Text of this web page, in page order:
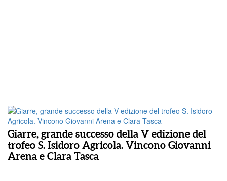
Giarre, grande successo della V edizione del
trofeo S. Isidoro Agricola. Vincono Giovanni
Arena e Clara Tasca